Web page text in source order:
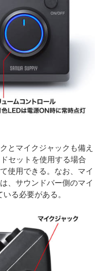
とマイクジャックも備え
セットを使用する場合
使用できる。なお、マイ
、サウンドバー側のマイ
る必要がある。